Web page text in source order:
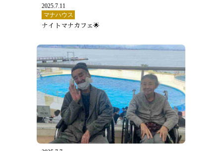
2025.7.11
マナハウス
ナイトマナカフェ🌟